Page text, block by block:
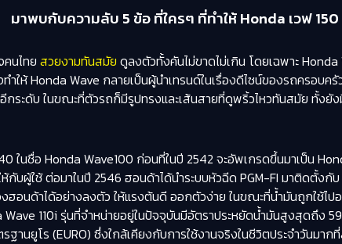
มาพบกับความลับ 5 ข้อ ที่ใครๆ ที่ทำให้ Honda เวฟ 150
นไทย สวยงามทันสมัย ดูลงตัวทั้งคันไม่ขาดไม่เกิน โดยเฉพาะ
ให้ Honda Wave กลายเป็นผู้นำเทรนด์ในเรื่องดีไซน์ของรถครอบค
กระดับ ในขณะที่ตัวรถก็มีรูปทรงและเส้นสายที่ดูพริ้วไหวทันสมัย ทั้งยั
ในชื่อ Honda Wave100 ก่อนที่ในปี 2542 จะอัพเกรดขึ้นมาเป็น
กับผู้ใช้ ต่อมาในปี 2546 ฮอนด้าได้นำระบบหัวฉีด PGM-FI มาติดตั้งกั
ฮอนด้าได้อย่างลงตัว ให้แรงต้นดี ออกตัวง่าย ในขณะที่น้ำมันถูกใช้
110i รุ่นที่จำหน่ายอยู่ในปัจจุบันมีอัตราประหยัดน้ำมันสูงสุดถึง
านยูโร (EURO) ซึ่งใกล้เคียงกับการใช้งานจริงในชีวิตประจำวันมาก